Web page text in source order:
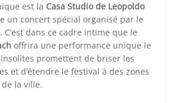
est la Casa Studio de Leopoldo
un concert spécial organisé par le
C’est dans ce cadre intime que le
offrira une performance unique le
promettent de briser les
et d’étendre le festival à des zones
la ville.